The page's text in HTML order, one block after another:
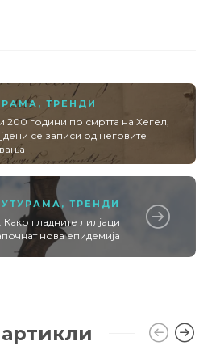
, ТРЕНДИ
200 години по смртта на Хегел,
се записи од неговите
, ТРЕНДИ
гладните лилјаци
нова епидемија